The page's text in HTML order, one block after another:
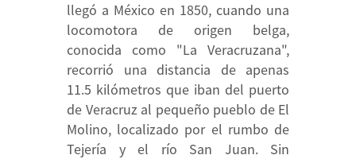
llegó a México en 1850, cuando una
locomotora de origen belga,
conocida como "La Veracruzana",
recorrió una distancia de apenas
11.5 kilómetros que iban del puerto
de Veracruz al pequeño pueblo de El
Molino, localizado por el rumbo de
Tejería y el río San Juan. Sin